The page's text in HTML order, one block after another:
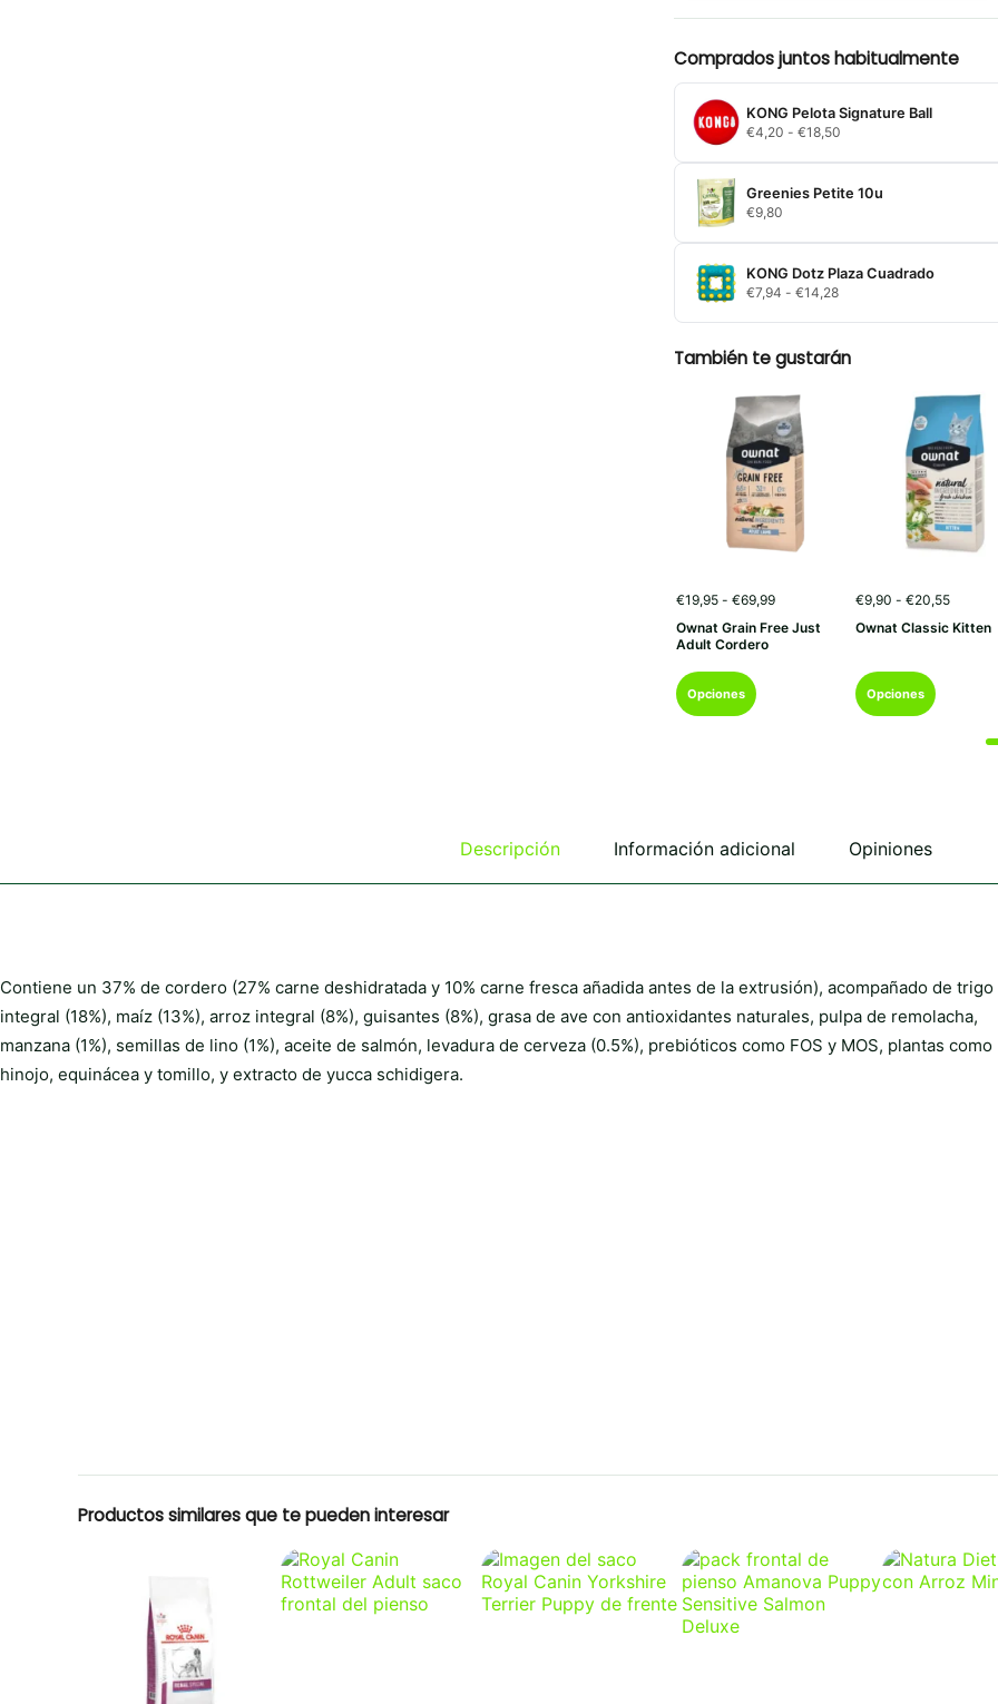
Comprados juntos habitualmente
KONG Pelota Signature Ball
€4,20 - €18,50Rango
precios:
€4,20
Greenies Petite 10u
€9,80
KONG Dotz Plaza Cuadrado
€7,94 - €14,28Rango
precios:
€7,94
También te gustarán
€19,95 - €69,99Rango
precios:
Ownat Grain Free Just
Adult Cordero
Opciones
Este
producto
se
pueden
elegir
producto
€9,90 - €20,55Rango
precios:
Ownat Classic Kitten
Opciones
Este
producto
se
pueden
elegir
producto
Descripción Información adicional Opiniones
Contiene un 37% de cordero (27% carne deshidratada y 10% carne fresca añadida antes de la extrusión), acompañado de trigo
integral (18%), maíz (13%), arroz integral (8%), guisantes (8%), grasa de ave con antioxidantes naturales, pulpa de remolacha,
manzana (1%), semillas de lino (1%), aceite de salmón, levadura de cerveza (0.5%), prebióticos como FOS y MOS, plantas como
hinojo, equinácea y tomillo, y extracto de yucca schidigera.
Productos similares que te pueden interesar